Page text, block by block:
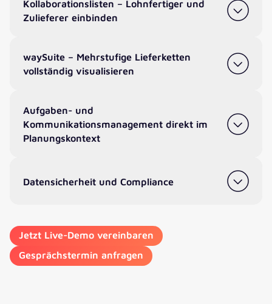
Kollaborationslisten – Lohnfertiger und
Zulieferer einbinden
waySuite – Mehrstufige Lieferketten
vollständig visualisieren
Aufgaben- und
Kommunikationsmanagement direkt im
Planungskontext
Datensicherheit und Compliance
Jetzt Live-Demo vereinbaren
Gesprächstermin anfragen